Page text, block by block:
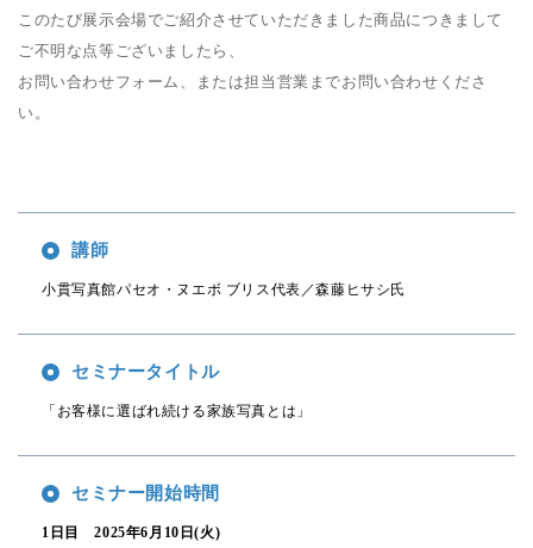
このたび展示会場でご紹介させていただきました商品につきまして
ご不明な点等ございましたら、
お問い合わせフォーム、または担当営業までお問い合わせくださ
い。
講師
小貫写真館パセオ・ヌエボ ブリス代表／森藤ヒサシ氏
セミナータイトル
「お客様に選ばれ続ける家族写真とは」
セミナー開始時間
1日目 2025年6月10日(火)